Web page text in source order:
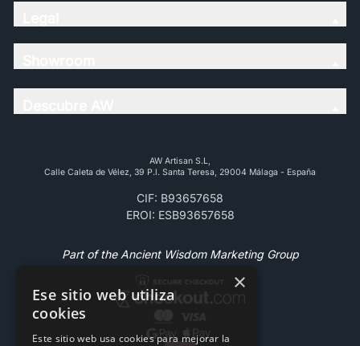
AW Artisan S.L,
Calle Caleta de Vélez, 39 P.l. Santa Teresa, 29004 Málaga - España
CIF: B93657658
EROI: ESB93657658
Part of the Ancient Wisdom Marketing Group
×
Ese sitio web utiliza
cookies
Este sitio web usa cookies para mejorar la